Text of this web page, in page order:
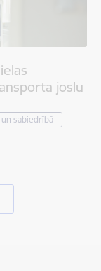
joslu
sabiedrībā